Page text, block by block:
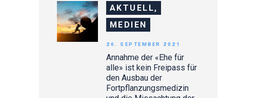
AKTUELL,
MEDIEN
Annahme der «Ehe für
alle» ist kein Freipass für
den Ausbau der
Fortpflanzungsmedizin
26. SEPTEMBER 2021